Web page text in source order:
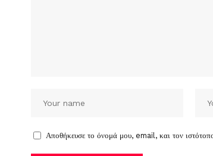
Αποθήκευσε το όνομά μου, email, και τον